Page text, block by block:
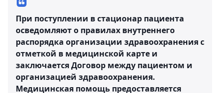
При поступлении в стационар пациента
осведомляют о правилах внутреннего
распорядка организации здравоохранения с
отметкой в медицинской карте и
заключается Договор между пациентом и
организацией здравоохранения.
Медицинская помощь предоставляется